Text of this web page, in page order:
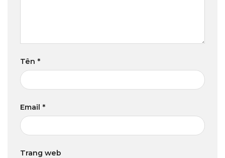
Tên *
Email *
Trang web